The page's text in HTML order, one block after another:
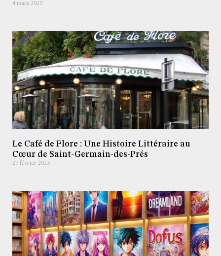
4 mars 2025
Le Café de Flore : Une Histoire Littéraire au
Cœur de Saint-Germain-des-Prés
27 février 2025